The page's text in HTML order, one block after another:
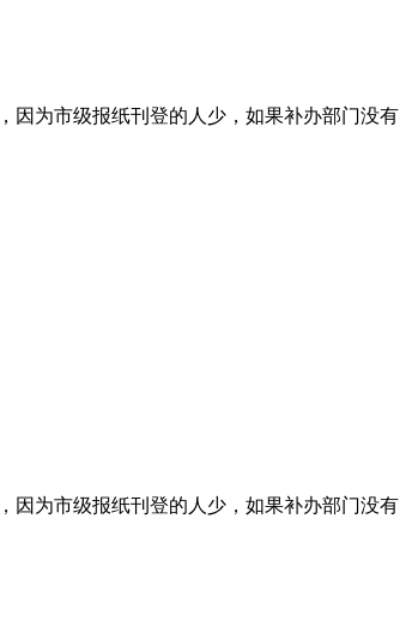
因为市级报纸刊登的人少，如果补办部门没有
因为市级报纸刊登的人少，如果补办部门没有